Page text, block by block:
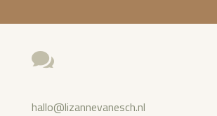

hallo@lizannevanesch.nl